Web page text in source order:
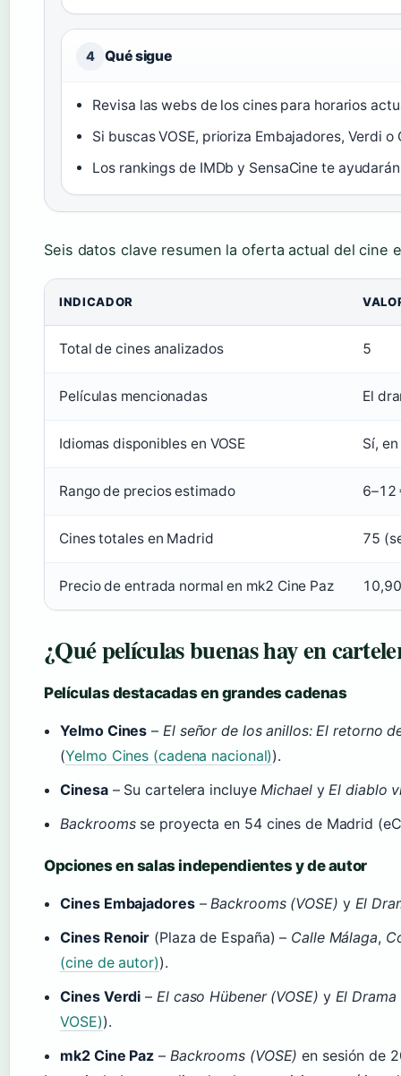
4 Qué sigue
Revisa las webs de los cines para horarios
Si buscas VOSE, prioriza Embajadores, Verdi o
Los rankings de IMDb y SensaCine te
Seis datos clave resumen la oferta actual del cine
INDICADOR
Total de cines analizados 5
Películas mencionadas El
Idiomas disponibles en VOSE Sí,
Rango de precios estimado 6–12
Cines totales en Madrid 75
Precio de entrada normal en mk2 Cine Paz
¿Qué películas buenas hay en
Películas destacadas en grandes cadenas
Yelmo Cines – El señor de los anillos: El retorno
(Yelmo Cines (cadena nacional)).
Cinesa– Su cartelera incluyeMichaelyEl diablo
Backroomsse proyecta en 54 cines de Madrid
Opciones en salas independientes y de autor
Cines Embajadores–Backrooms (VOSE) y El
Cines Renoir (Plaza de España) – Calle Málaga,
(cine de autor)).
Cines Verdi – El caso Hübener (VOSE) y El Drama
VOSE)).
mk2 Cine Paz – Backrooms (VOSE) en sesión de